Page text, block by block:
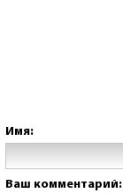
Имя:
Ваш комментарий: